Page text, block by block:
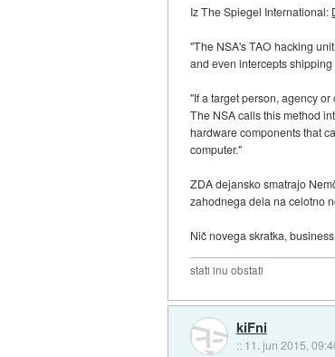
Iz The Spiegel International:
"The NSA's TAO hacking
and even intercepts
"If a target person, agency
The NSA calls this method
hardware components that
computer."
ZDA dejansko smatrajo
zahodnega dela na celotno
Nič novega skratka,
stati inu obstati
kiFni
:: 11. jun 2015,